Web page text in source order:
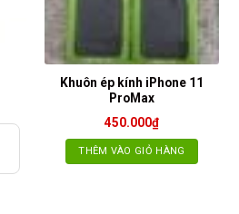
Khuôn ép kính iPhone 11
ProMax
450.000₫
THÊM VÀO GIỎ HÀNG